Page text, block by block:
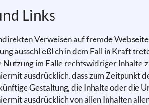
Links
Verweisen auf fremde
ausschließlich in dem Fall in Kraft
Nutzung im Falle rechtswidriger Inhalte
ausdrücklich, dass zum Zeitpunkt
Gestaltung, die Inhalte oder die
ausdrücklich von allen Inhalten